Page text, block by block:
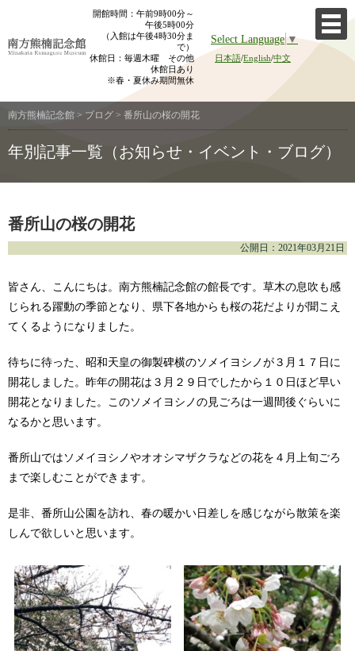
content
開館時間：午前9時00分～
午後5時00分
（入館は午後4時30分ま
で）
休館日：毎週木曜 その他
休館日あり
※春・夏休み期間無休
Select Language▼
日本語/English/中文
南方熊楠記念館 > ブログ > 番所山の桜の開花
年別記事一覧（お知らせ・イベント・ブログ）
番所山の桜の開花
公開日：2021年03月21日
皆さん、こんにちは。南方熊楠記念館の館長です。草木の息吹も感
じられる躍動の季節となり、県下各地からも桜の花だよりが聞こえ
てくるようになりました。
待ちに待った、昭和天皇の御製碑横のソメイヨシノが３月１７日に
開花しました。昨年の開花は３月２９日でしたから１０日ほど早い
開花となりました。このソメイヨシノの見ごろは一週間後ぐらいに
なるかと思います。
番所山ではソメイヨシノやオオシマザクラなどの花を４月上旬ごろ
まで楽しむことができます。
是非、番所山公園を訪れ、春の暖かい日差しを感じながら散策を楽
しんで欲しいと思います。